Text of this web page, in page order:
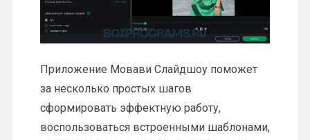
Приложение Мовави Слайдшоу поможет
за несколько простых шагов
сформировать эффектную работу,
воспользоваться встроенными шаблонами,